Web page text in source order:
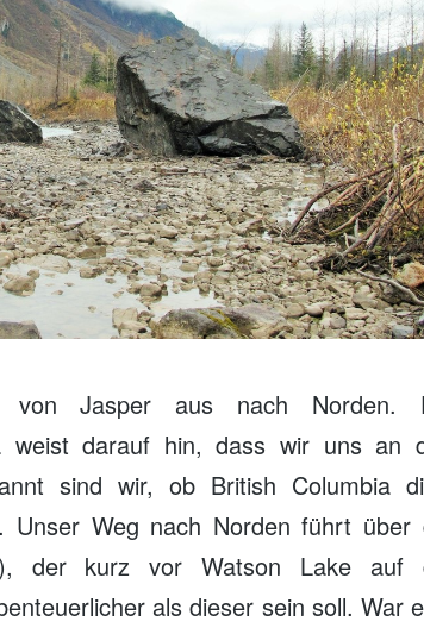
von Jasper aus nach Norden.
weist darauf hin, dass wir uns an
sind wir, ob British Columbia
Unser Weg nach Norden führt über
der kurz vor Watson Lake auf
als dieser sein soll. War